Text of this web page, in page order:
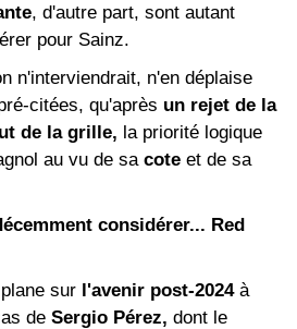
, d'autre part, sont autant
pour Sainz.
n'interviendrait, n'en déplaise
citées, qu'après un rejet de la
de la grille, la priorité logique
au vu de sa cote et de sa
considérer... Red
sur l'avenir post-2024à
de Sergio Pérez, dont le